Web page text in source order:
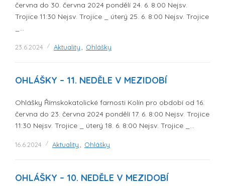
června do 30. června 2024 pondělí 24. 6. 8:00 Nejsv.
Trojice 11:30 Nejsv. Trojice _ úterý 25. 6. 8:00 Nejsv. Trojice
_…
23.6.2024 Aktuality Ohlášky
OHLÁŠKY – 11. NEDĚLE V MEZIDOBÍ
Ohlášky Římskokatolické farnosti Kolín pro období od 16.
června do 23. června 2024 pondělí 17. 6. 8:00 Nejsv. Trojice
11:30 Nejsv. Trojice _ úterý 18. 6. 8:00 Nejsv. Trojice _…
16.6.2024 Aktuality Ohlášky
OHLÁŠKY – 10. NEDĚLE V MEZIDOBÍ